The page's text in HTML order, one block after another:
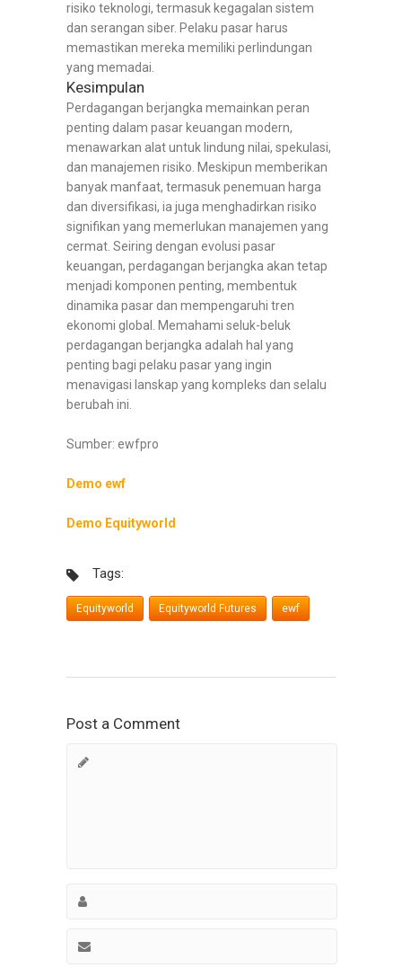
risiko teknologi, termasuk kegagalan sistem
dan serangan siber. Pelaku pasar harus
memastikan mereka memiliki perlindungan
yang memadai.
Kesimpulan
Perdagangan berjangka memainkan peran
penting dalam pasar keuangan modern,
menawarkan alat untuk lindung nilai, spekulasi,
dan manajemen risiko. Meskipun memberikan
banyak manfaat, termasuk penemuan harga
dan diversifikasi, ia juga menghadirkan risiko
signifikan yang memerlukan manajemen yang
cermat. Seiring dengan evolusi pasar
keuangan, perdagangan berjangka akan tetap
menjadi komponen penting, membentuk
dinamika pasar dan mempengaruhi tren
ekonomi global. Memahami seluk-beluk
perdagangan berjangka adalah hal yang
penting bagi pelaku pasar yang ingin
menavigasi lanskap yang kompleks dan selalu
berubah ini.
Sumber: ewfpro
Demo ewf
Demo Equityworld
Tags:
Equityworld Equityworld Futures ewf
Post a Comment